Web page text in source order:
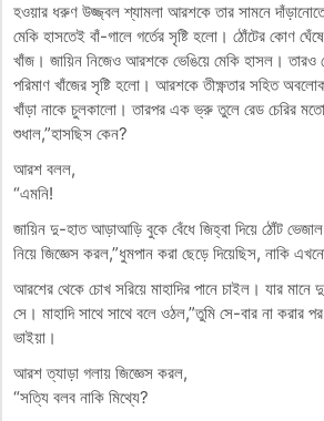
হওয়ার ধরুণ উজ্জ্বল শ্যামলা আরশকে তার সামনে
মেকি হাসতেই বাঁ-গালে গর্তের সৃষ্টি হলো। ঠোঁটের কোণ
খাঁজ। জায়িন নিজেও আরশকে ভেঙিয়ে মেকি হাসল। তারও
পরিমাণ খাঁজের সৃষ্টি হলো। আরশকে তীক্ষ্ণতার সহিত
খাঁড়া নাকে চুলকালো। তারপর এক ভ্রু তুলে রেড চেরির
শুধাল,”হাসছিস কেন?
আরশ বলল,
“এমনি!
জায়িন দু-হাত আড়াআড়ি বুকে বেঁধে জিহ্বা দিয়ে ঠোঁট
নিয়ে জিজ্ঞেস করল,”ধুমপান করা ছেড়ে দিয়েছিস, নাকি
আরশের থেকে চোখ সরিয়ে মাহাদির পানে চাইল। যার
সে। মাহাদি সাথে সাথে বলে ওঠল,”তুমি সে-বার না করার
ভাইয়া।
আরশ ত্যাড়া গলায় জিজ্ঞেস করল,
“সত্যি বলব নাকি মিথ্যে?